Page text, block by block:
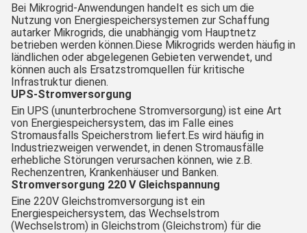
Bei Mikrogrid-Anwendungen handelt es sich um die
Nutzung von Energiespeichersystemen zur Schaffung
autarker Mikrogrids, die unabhängig vom Hauptnetz
betrieben werden können.Diese Mikrogrids werden häufig in
ländlichen oder abgelegenen Gebieten verwendet, und
können auch als Ersatzstromquellen für kritische
Infrastruktur dienen.
UPS-Stromversorgung
Ein UPS (ununterbrochene Stromversorgung) ist eine Art
von Energiespeichersystem, das im Falle eines
Stromausfalls Speicherstrom liefert.Es wird häufig in
Industriezweigen verwendet, in denen Stromausfälle
erhebliche Störungen verursachen können, wie z.B.
Rechenzentren, Krankenhäuser und Banken.
Stromversorgung 220 V Gleichspannung
Eine 220V Gleichstromversorgung ist ein
Energiespeichersystem, das Wechselstrom
(Wechselstrom) in Gleichstrom (Gleichstrom) für die